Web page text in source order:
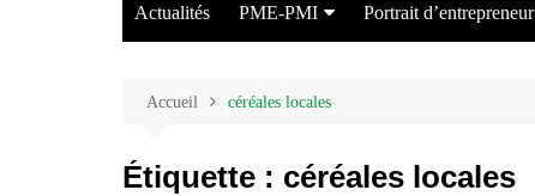
Actualités PME-PMI
Commerce
Agriculture/Elevage
Portrait d’entrepreneur
Accueil céréales locales
Étiquette : céréales locales